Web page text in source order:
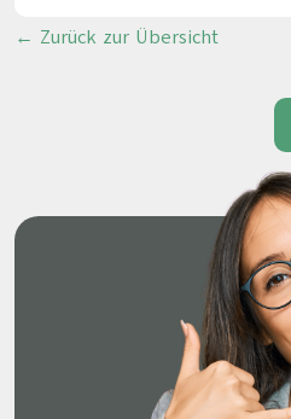
← Zurück zur Übersicht